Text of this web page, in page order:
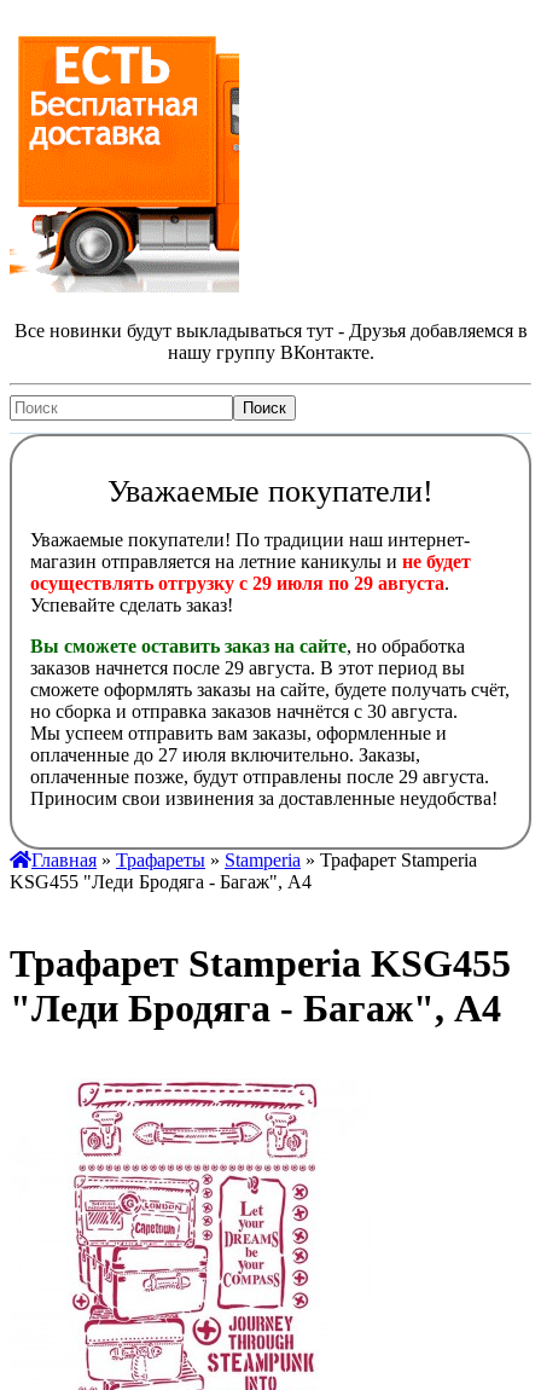
Все новинки будут выкладываться тут - Друзья добавляемся в
нашу группу ВКонтакте.
Уважаемые покупатели!
Уважаемые покупатели! По традиции наш интернет-
магазин отправляется на летние каникулы и не будет
осуществлять отгрузку с 29 июля по 29 августа.
Успевайте сделать заказ!
Вы сможете оставить заказ на сайте, но обработка
заказов начнется после 29 августа. В этот период вы
сможете оформлять заказы на сайте, будете получать счёт,
но сборка и отправка заказов начнётся с 30 августа.
Мы успеем отправить вам заказы, оформленные и
оплаченные до 27 июля включительно. Заказы,
оплаченные позже, будут отправлены после 29 августа.
Приносим свои извинения за доставленные неудобства!
Главная » Трафареты » Stamperia » Трафарет Stamperia
KSG455 "Леди Бродяга - Багаж", А4
Трафарет Stamperia KSG455
"Леди Бродяга - Багаж", А4